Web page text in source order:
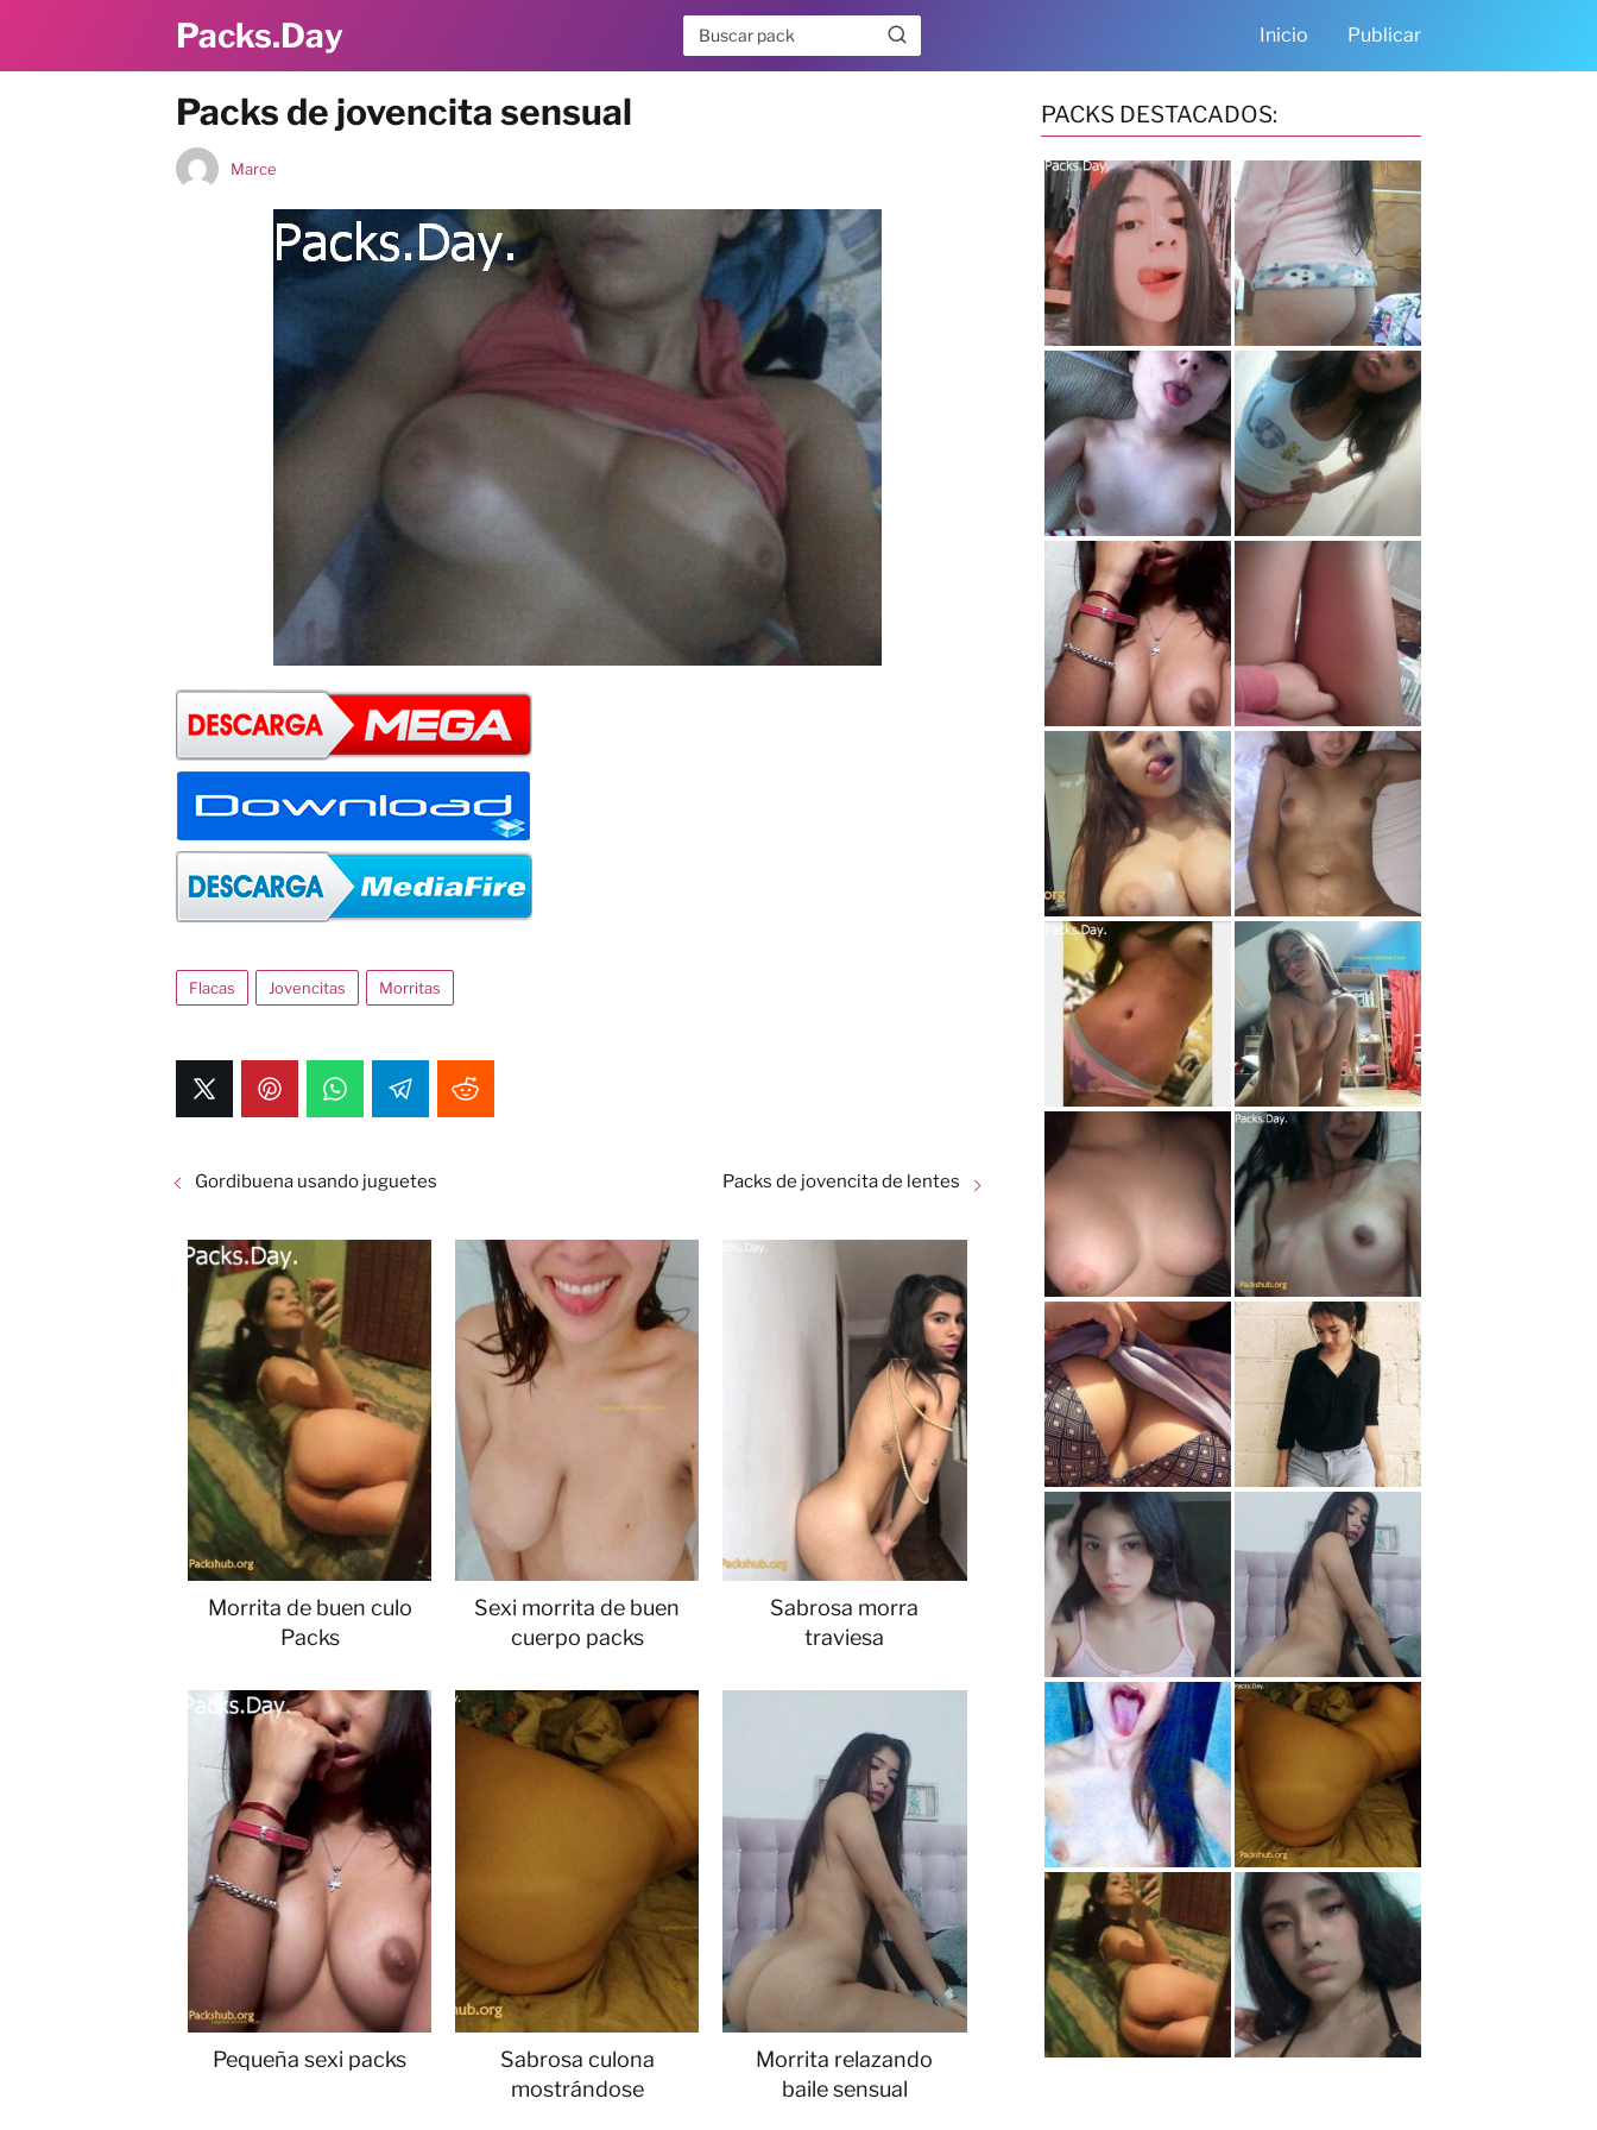
Packs.Day Inicio Publicar
Packs de jovencita sensual
Marce
Flacas Jovencitas Morritas
Gordibuena usando juguetes Packs de jovencita de lentes
Morrita de buen culo
Packs
Sexi morrita de buen
cuerpo packs
Sabrosa morra
traviesa
Pequeña sexi packs
Sabrosa culona
mostrándose
Morrita relazando
baile sensual
PACKS DESTACADOS: